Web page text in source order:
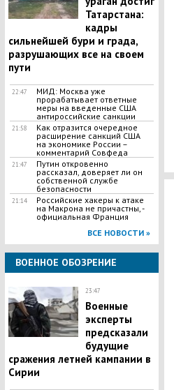
Татарстана:
кадры
сильнейшей бури и града,
разрушающих все на своем
пути
22:47
МИД: Москва уже
прорабатывает ответные
меры на введенные США
антироссийские санкции
21:58
Как отразится очередное
расширение санкций США
на экономике России –
комментарий Совфеда
21:47
Путин откровенно
рассказал, доверяет ли он
собственной службе
безопасности
21:14
Российские хакеры к атаке
на Макрона не причастны, -
официальная Франция
ВСЕ НОВОСТИ »
ВОЕННОЕ ОБОЗРЕНИЕ
23:47
Военные
эксперты
предсказали
будущие
сражения летней кампании в
Сирии